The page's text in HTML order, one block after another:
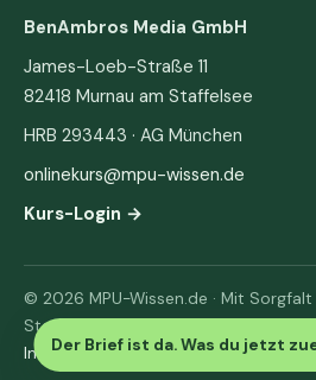
Der Brief ist da. Was du jetzt
BenAmbros Media GmbH
James-Loeb-Straße 11
82418 Murnau am Staffelsee
HRB 293443 · AG München
onlinekurs@mpu-wissen.de
Kurs-Login →
© 2026 MPU-Wissen.de · Mit
Staffelsee
Impressum· Datenschutz & AGB